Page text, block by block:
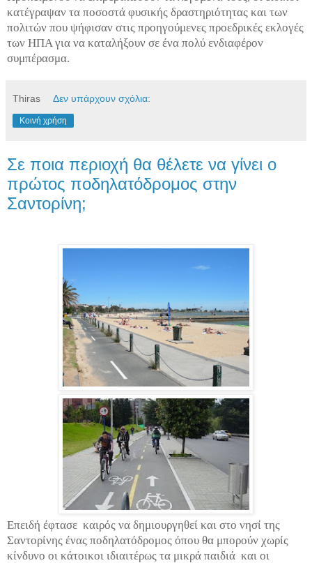
κατέγραψαν τα ποσοστά φυσικής δραστηριότητας και των
πολιτών που ψήφισαν στις προηγούμενες προεδρικές εκλογές
των ΗΠΑ για να καταλήξουν σε ένα πολύ ενδιαφέρον
συμπέρασμα.
Thiras Δεν υπάρχουν σχόλια:
Κοινή χρήση
Σε ποια περιοχή θα θέλετε να γίνει ο
πρώτος ποδηλατόδρομος στην
Σαντορίνη;
Επειδή έφτασε καιρός να δημιουργηθεί και στο νησί της
Σαντορίνης ένας ποδηλατόδρομος όπου θα μπορούν χωρίς
κίνδυνο οι κάτοικοι ιδιαιτέρως τα μικρά παιδιά και οι